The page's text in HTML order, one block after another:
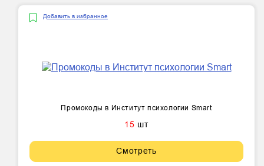
Добавить в избранное
Промокоды в Институт психологии Smart
15 шт
Смотреть